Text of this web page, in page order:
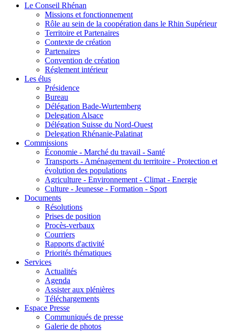
Le Conseil Rhénan
Missions et fonctionnement
Rôle au sein de la coopération dans le Rhin Supérieur
Territoire et Partenaires
Contexte de création
Partenaires
Convention de création
Réglement intérieur
Les élus
Présidence
Bureau
Délégation Bade-Wurtemberg
Delegation Alsace
Délégation Suisse du Nord-Ouest
Delegation Rhénanie-Palatinat
Commissions
Économie - Marché du travail - Santé
Transports - Aménagement du territoire - Protection et
évolution des populations
Agriculture - Environnement - Climat - Energie
Culture - Jeunesse - Formation - Sport
Documents
Résolutions
Prises de position
Procès-verbaux
Courriers
Rapports d'activité
Priorités thématiques
Services
Actualités
Agenda
Assister aux plénières
Téléchargements
Espace Presse
Communiqués de presse
Galerie de photos